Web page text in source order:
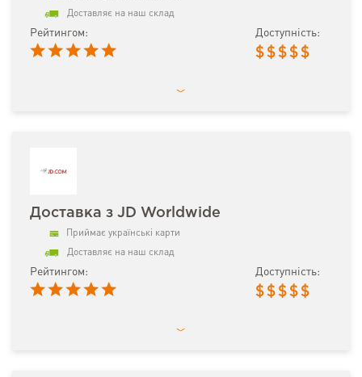
Доставляє на наш склад
Рейтингом: Доступність:
$ $ $ $ $
Доставка з JD Worldwide
Приймає українські карти
Доставляє на наш склад
Рейтингом: Доступність:
$ $ $ $ $